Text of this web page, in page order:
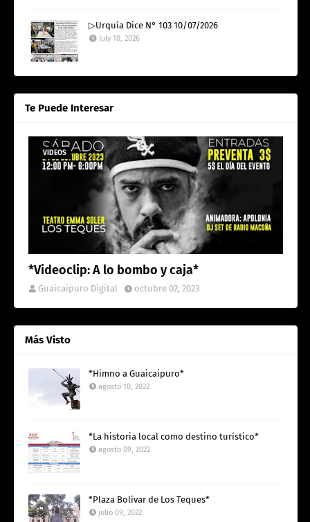
▷Urquía Dice N° 103 10/07/2026
July 10, 2026
Te Puede Interesar
VIDEOS
*Videoclip: A lo bombo y caja*
Guaicaipuro Digital octubre 02, 2023
Más Visto
*Himno a Guaicaipuro*
agosto 10, 2022
*La historia local como destino turístico*
agosto 09, 2022
*Plaza Bolívar de Los Teques*
julio 09, 2022